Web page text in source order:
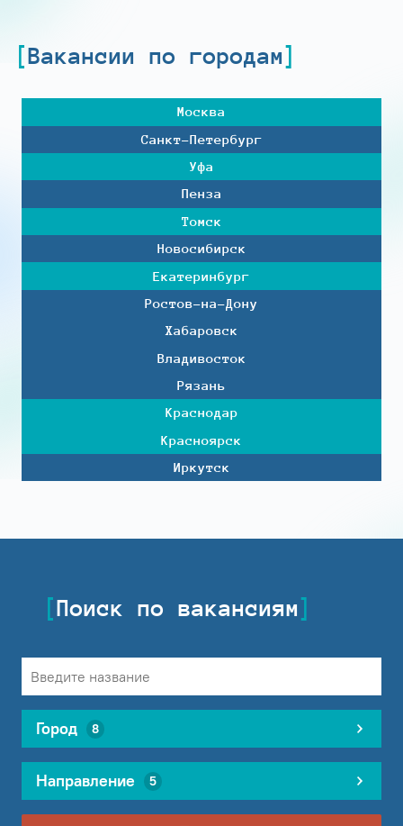
Вакансии по городам
Москва
Санкт-Петербург
Уфа
Пенза
Томск
Новосибирск
Екатеринбург
Ростов-на-Дону
Хабаровск
Владивосток
Рязань
Краснодар
Красноярск
Иркутск
Поиск по вакансиям
Город 8
Направление 5